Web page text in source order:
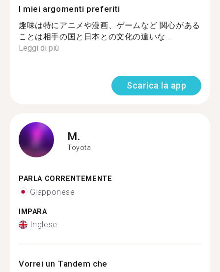
I miei argomenti preferiti
趣味は特にアニメや漫画、ゲームなど 関心がある
ことは相手の国と日本との文化の違いな...
Leggi di più
Scarica la app
M.
Toyota
PARLA CORRENTEMENTE
Giapponese
IMPARA
Inglese
Vorrei un Tandem che